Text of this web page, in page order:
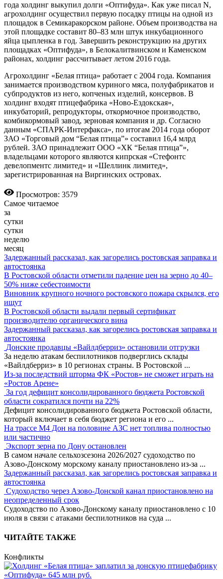
года холдинг выкупил долги «Оптифуда». Как уже писал N,
агрохолдинг осуществил первую посадку птицы на одной из
площадок в Семикаракорском районе. Объем производства на
этой площадке составит 80–83 млн штук инкубационного
яйца цыпленка в год. Завершить реконструкцию на других
площадках «Оптифуда», в Белокалитвинском и Каменском
районах, холдинг рассчитывает летом 2016 года.
Агрохолдинг «Белая птица» работает с 2004 года. Компания
занимается производством куриного мяса, полуфабрикатов и
субпродуктов из него, копченых изделий, консервов. В
холдинг входят птицефабрика «Ново-Ездокская»,
инкубаторий, репродукторы, откормочное производство,
комбикормовый завод, зерновая компания и др. Согласно
данным «СПАРК-Интерфакса», по итогам 2014 года оборот
ЗАО «Торговый дом “Белая птица”» составил 16,4 млрд
рублей. ЗАО принадлежит ООО «ХК “Белая птица”»,
владельцами которого являются кипрская «Стефонтс
девелопментс лимитед» и «Шеллинк лимитед»,
зарегистрированная на Виргинских островах.
Просмотров: 3579
Самое читаемое
за
сутки
сутки
неделю
месяц
Задержанный рассказал, как загорелись ростовская заправка и
автостоянка
В Ростовской области отметили падение цен на зерно до 40–
50% ниже себестоимости
Виновник крупного ночного ростовского пожара скрылся, его
ищут
В Ростовской области выдали первый сертификат
производителю органического вина
Задержанный рассказал, как загорелись ростовская заправка и
автостоянка
Донские продавцы «Вайлдберриз» остановили отгрузки
За неделю атакам беспилотников подверглись склады
«Вайлдберриз» в 10 регионах страны. В Ростовской ...
Из-за последствий шторма ФК «Ростов» не сможет играть на
«Ростов Арене»
За год дефицит консолидированного бюджета Ростовской
области сократился почти на 22%
Дефицит консолидированного бюджета Ростовской области,
который включает в себя бюджет региона и его ...
На трассе М4 Дон на половине АЗС нет топлива полностью
или частично
Экспорт зерна по Дону остановлен
В самом начале сельхозсезона 2026/2027 судоходство по
Азово-Донскому морскому каналу приостановлено из-за ...
Задержанный рассказал, как загорелись ростовская заправка и
автостоянка
Судоходство через Азово-Донской канал приостановлено на
неопределенный срок
Судоходство по Азово-Донскому каналу приостановлено с 10
июля в связи с атаками беспилотников на суда ...
ЧИТАЙТЕ ТАКЖЕ
Конфликты